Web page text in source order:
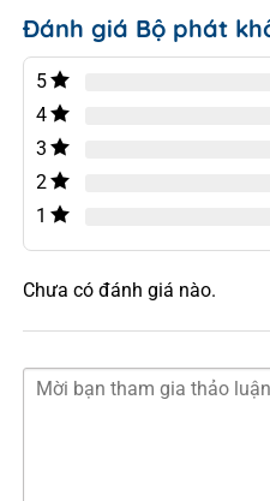
Đánh giá Bộ phát
5
4
3
2
1
Chưa có đánh giá nào.